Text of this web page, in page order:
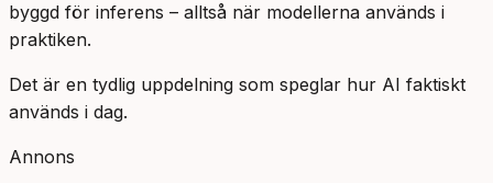
byggd för inferens – alltså när modellerna används i
praktiken.
Det är en tydlig uppdelning som speglar hur AI faktiskt
används i dag.
Annons